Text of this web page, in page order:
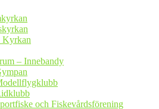
Kyrkan
– Innebandy
och Fiskevårdsförening